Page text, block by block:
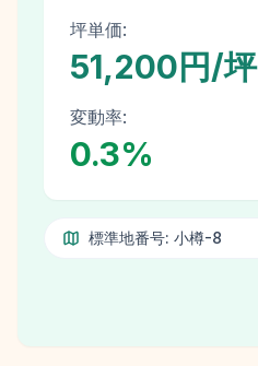
坪単価:
51,200円/坪
変動率:
0.3%
標準地番号: 小樽-8